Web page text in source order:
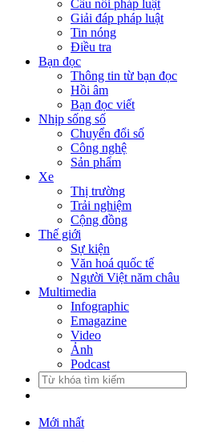
Cầu nối pháp luật
Giải đáp pháp luật
Tin nóng
Điều tra
Bạn đọc
Thông tin từ bạn đọc
Hồi âm
Bạn đọc viết
Nhịp sống số
Chuyển đổi số
Công nghệ
Sản phẩm
Xe
Thị trường
Trải nghiệm
Cộng đồng
Thế giới
Sự kiện
Văn hoá quốc tế
Người Việt năm châu
Multimedia
Infographic
Emagazine
Video
Ảnh
Podcast
Mới nhất